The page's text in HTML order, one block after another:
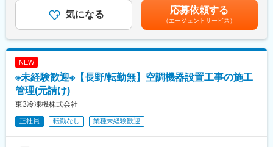
◆働く環境
・在宅勤務制度あり（週2回まで活用可能）
実績あり
◆募集背景
1年後に定年退職を迎える社員が予定されており、将来的な業務体
制の安定化を目的とした採用を行うこととなりました。これまで
（2024年度）■年収：※残業手当含めず■給与：経験により応相談
賃金はあくまでも目安の金額であり、選考を通じて上下する可能
性があります。月給(月額)は固定手当を含めた表記です。
気になる 応募依頼する
（エージェントサービス）
NEW
※未経験歓迎※【長野/転勤無】空調機器設置工事の施工
管理(元請け)
東3冷凍機株式会社
正社員 転勤なし 業種未経験歓迎